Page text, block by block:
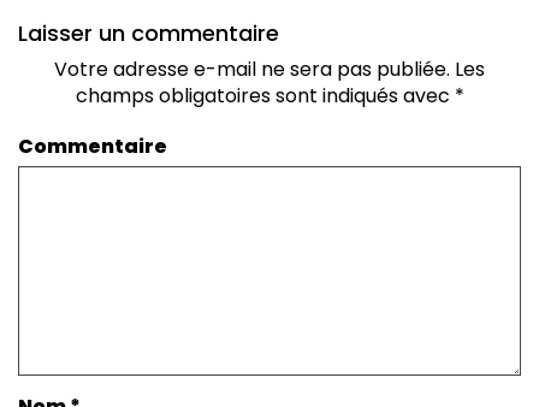
Laisser un commentaire
Votre adresse e-mail ne sera pas publiée. Les
champs obligatoires sont indiqués avec *
Commentaire